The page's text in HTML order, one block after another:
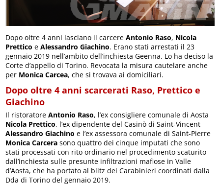
Dopo oltre 4 anni lasciano il carcereAntonio Raso, Nicola
Prettico eAlessandro Giachino. Erano stati arrestati il 23
gennaio 2019 nell’ambito dell’inchiesta Geenna. Lo ha deciso la
Corte d’appello di Torino. Revocata la misura cautelare anche
per Monica Carcea, che si trovava ai domiciliari.
Dopo oltre 4 anni scarcerati Raso, Prettico e
Giachino
Il ristoratore Antonio Raso, l’ex consigliere comunale di Aosta
Nicola Prettico, l’ex dipendente del Casinò di Saint-Vincent
Alessandro Giachino e l’ex assessora comunale di Saint-Pierre
Monica Carcera sono quattro dei cinque imputati che sono
stati processati con rito ordinario nel procedimento scaturito
dall’inchiesta sulle presunte infiltrazioni mafiose in Valle
d’Aosta, che ha portato al blitz dei Carabinieri coordinati dalla
Dda di Torino del gennaio 2019.